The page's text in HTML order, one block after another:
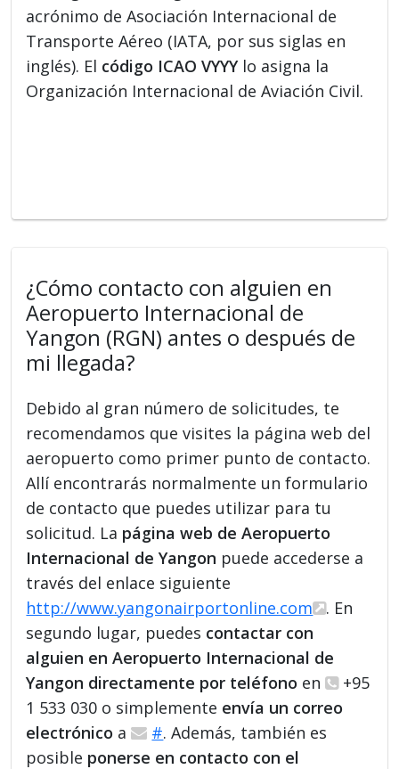
acrónimo de Asociación Internacional de
Transporte Aéreo (IATA, por sus siglas en
inglés). El código ICAO VYYYlo asigna la
Organización Internacional de Aviación Civil.
¿Cómo contacto con alguien en
Aeropuerto Internacional de
Yangon (RGN) antes o después de
mi llegada?
Debido al gran número de solicitudes, te
recomendamos que visites la página web del
aeropuerto como primer punto de contacto.
Allí encontrarás normalmente un formulario
de contacto que puedes utilizar para tu
solicitud. La página web de Aeropuerto
Internacional de Yangon puede accederse a
través del enlace siguiente
http://www.yangonairportonline.com
. En
segundo lugar, puedes contactar con
alguien en Aeropuerto Internacional de
Yangon directamente por teléfono en
+95
1 533 030 o simplemente envía un correo
electrónico a #. Además, también es
posible ponerse en contacto con el